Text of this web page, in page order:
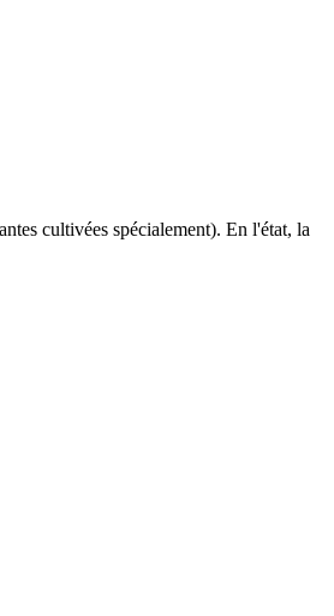
cultivées spécialement). En l'état, la